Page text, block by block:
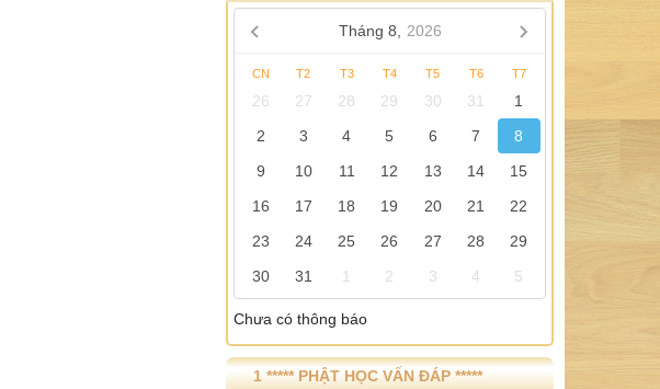
Tháng 8, 2026
CN T2 T3 T4 T5 T6 T7
26 27 28 29 30 31
1
2
3 4 5 6 7
8
9
10 11 12 13 14
15
16
17 18 19 20 21
22
23
24 25 26 27 28
29
30
31 1 2 3 4 5
Chưa có thông báo
1 ***** PHẬT HỌC VẤN ĐÁP *****